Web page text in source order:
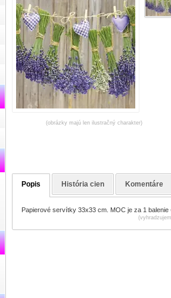
(obrázky majú len ilustračný charakter)
Popis História cien Komentáre
Papierové servítky 33x33 cm. MOC je za 1 balenie